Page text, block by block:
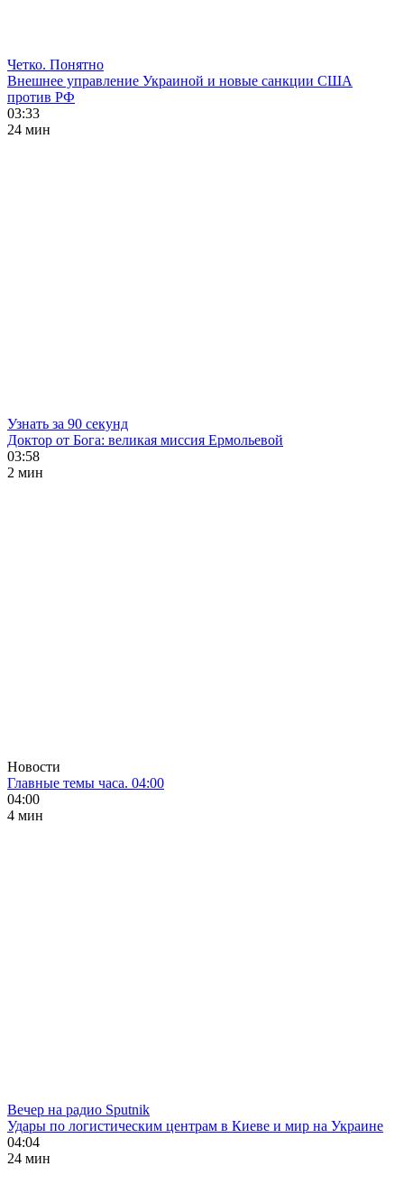
Четко. Понятно
Внешнее управление Украиной и новые санкции США
против РФ
03:33
24 мин
Узнать за 90 секунд
Доктор от Бога: великая миссия Ермольевой
03:58
2 мин
Новости
Главные темы часа. 04:00
04:00
4 мин
Вечер на радио Sputnik
Удары по логистическим центрам в Киеве и мир на Украине
04:04
24 мин